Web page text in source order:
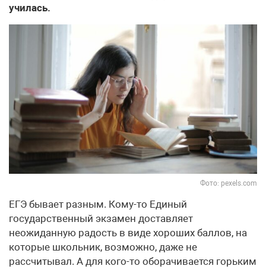
училась.
Фото: pexels.com
ЕГЭ бывает разным. Кому-то Единый
государственный экзамен доставляет
неожиданную радость в виде хороших баллов, на
которые школьник, возможно, даже не
рассчитывал. А для кого-то оборачивается горьким